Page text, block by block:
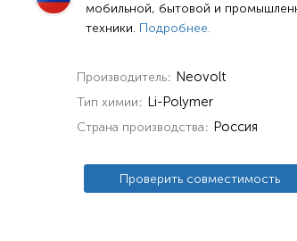
мобильной, бытовой и
техники. Подробнее.
Производитель Neovolt
Тип химии Li-Polymer
Страна производства Россия
Проверить совместимость